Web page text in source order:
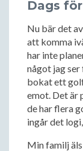
Dags
Nu bär det
att komma
har inte
något jag ser
bokat ett
emot. Det är
de har flera
ingår det
Min familj